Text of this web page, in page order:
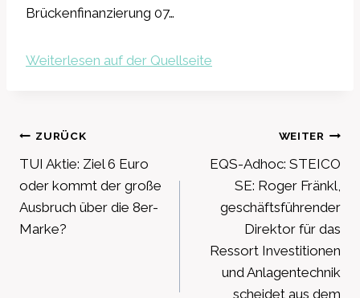
Brückenfinanzierung 07…
Weiterlesen auf der Quellseite
Beitragsnavigation
ZURÜCK
TUI Aktie: Ziel 6 Euro
oder kommt der große
Ausbruch über die 8er-
Marke?
WEITER
EQS-Adhoc: STEICO
SE: Roger Fränkl,
geschäftsführender
Direktor für das
Ressort Investitionen
und Anlagentechnik
scheidet aus dem